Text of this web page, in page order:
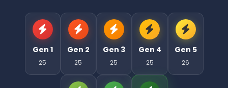
Gen 1
25
Gen 2
25
Gen 3
25
Gen 4
25
Gen 5
26